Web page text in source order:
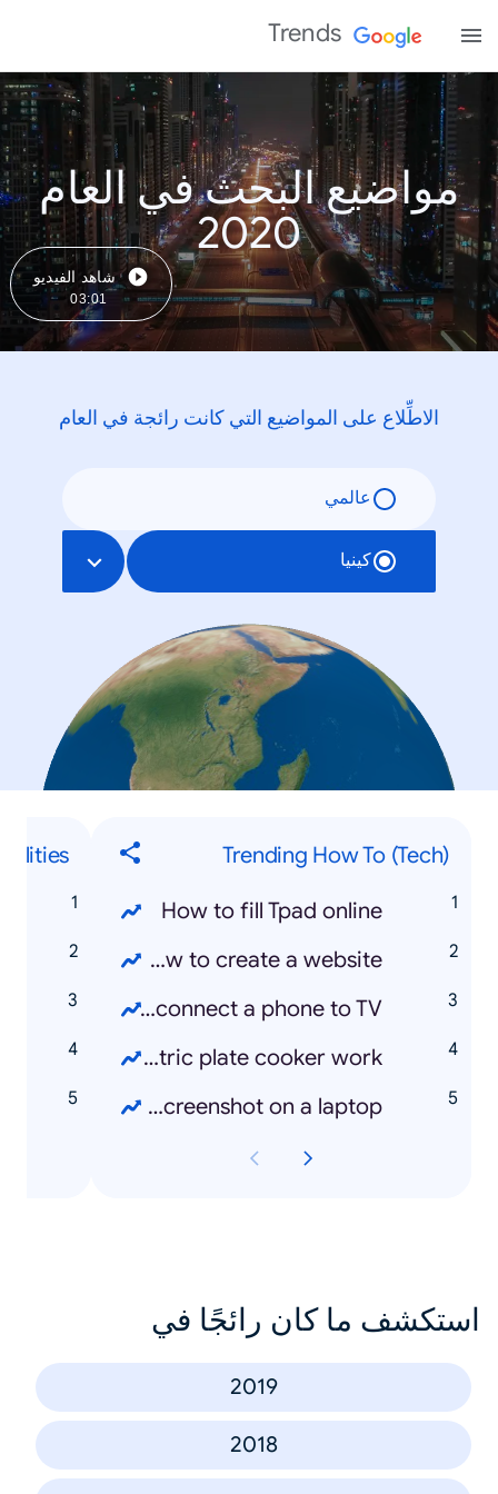
Trends
مواضيع البحث في العام
2020
شاهد الفيديو
03:01
الاطِّلاع على المواضيع التي كانت رائجة في العام
عالمي
كينيا
Trending How To (Tech)
How to fill Tpad online
How to create a website
How to connect a phone to TV
How to make my electric plate cooker work
How to take a screenshot on a laptop
استكشف ما كان رائجًا في
2019
2018